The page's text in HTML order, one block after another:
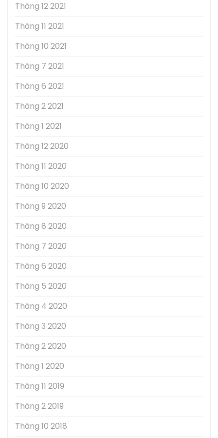
Tháng 12 2021
Tháng 11 2021
Tháng 10 2021
Tháng 7 2021
Tháng 6 2021
Tháng 2 2021
Tháng 1 2021
Tháng 12 2020
Tháng 11 2020
Tháng 10 2020
Tháng 9 2020
Tháng 8 2020
Tháng 7 2020
Tháng 6 2020
Tháng 5 2020
Tháng 4 2020
Tháng 3 2020
Tháng 2 2020
Tháng 1 2020
Tháng 11 2019
Tháng 2 2019
Tháng 10 2018